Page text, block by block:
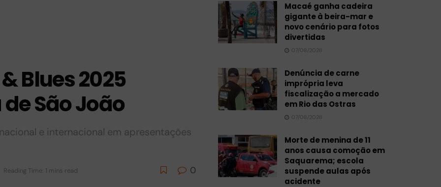
Blues 2025
São João
e internacional em apresentações
Reading Time: 1 mins read 0
Macaé ganha cadeira
gigante à beira-mar e
novo cenário para fotos
divertidas
07/08/2026
Denúncia de carne
imprópria leva
fiscalização a mercado
em Rio das Ostras
07/08/2026
Morte de menina de 11
anos causa comoção em
Saquarema; escola
suspende aulas após
acidente